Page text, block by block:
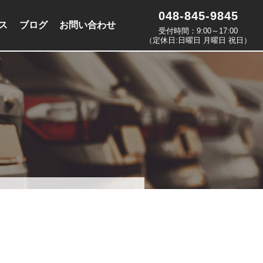
ブログ お問い合わせ
048-845-9845
受付時間：9:00～17:00
（定休日:日曜日 月曜日 祝日）